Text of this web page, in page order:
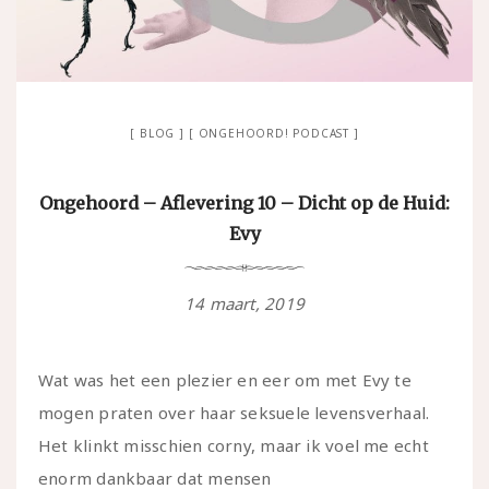
BLOG ONGEHOORD! PODCAST
Ongehoord – Aflevering 10 – Dicht op de Huid:
Evy
14 maart, 2019
Wat was het een plezier en eer om met Evy te
mogen praten over haar seksuele levensverhaal.
Het klinkt misschien corny, maar ik voel me echt
enorm dankbaar dat mensen